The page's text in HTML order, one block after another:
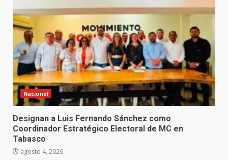
Nacional
Designan a Luis Fernando Sánchez como
Coordinador Estratégico Electoral de MC en
Tabasco
agosto 4, 2026